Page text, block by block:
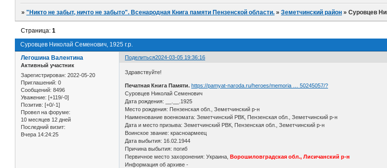
»"Никто не забыт, ничто не забыто". Всенародная Книга памяти Пензенской области. »Земетчинский район »Суровцев
Суровцев Николай Семенович, 1925 г.р.
Страница:1
Поделиться2024-03-05 19:36:16
Легошина Валентина
Активный участник
Зарегистрирован: 2022-05-20
Приглашений: 0
Сообщений: 8496
Уважение: [+119/-0]
Позитив: [+0/-1]
Провел на форуме:
10 месяцев 12 дней
Последний визит:
Вчера 14:24:25
Здравствуйте!
Печатная Книга Памяти. https://pamyat-naroda.ru/heroes/memoria … 50245057/?
Суровцев Николай Семенович
Дата рождения: __.__.1925
Место рождения: Пензенская обл., Земетчинский р-н
Наименование военкомата: Земетчинский РВК, Пензенская обл., Земетчинский р-н
Дата и место призыва: Земетчинский РВК, Пензенская обл., Земетчинский р-н
Воинское звание: красноармеец
Дата выбытия: 16.02.1944
Причина выбытия: погиб
Первичное место захоронения: Украина, Ворошиловградская обл., Лисичанский р-н
Информация об архиве -